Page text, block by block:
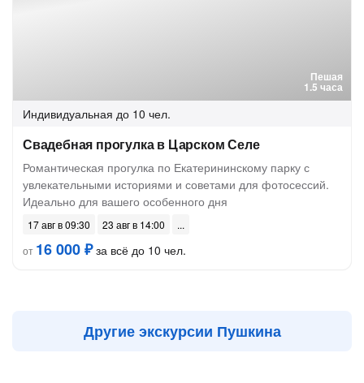
Пешая
1.5 часа
Индивидуальная до 10 чел.
Свадебная прогулка в Царском Селе
Романтическая прогулка по Екатерининскому парку с
увлекательными историями и советами для фотосессий.
Идеально для вашего особенного дня
17 авг в 09:30
23 авг в 14:00
от 16 000 ₽за всё до 10 чел.
Другие экскурсии Пушкина